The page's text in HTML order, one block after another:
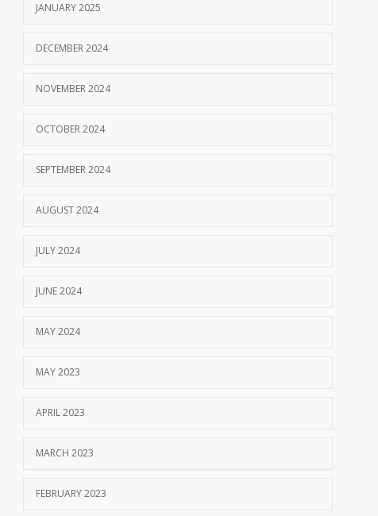
JANUARY 2025
DECEMBER 2024
NOVEMBER 2024
OCTOBER 2024
SEPTEMBER 2024
AUGUST 2024
JULY 2024
JUNE 2024
MAY 2024
MAY 2023
APRIL 2023
MARCH 2023
FEBRUARY 2023